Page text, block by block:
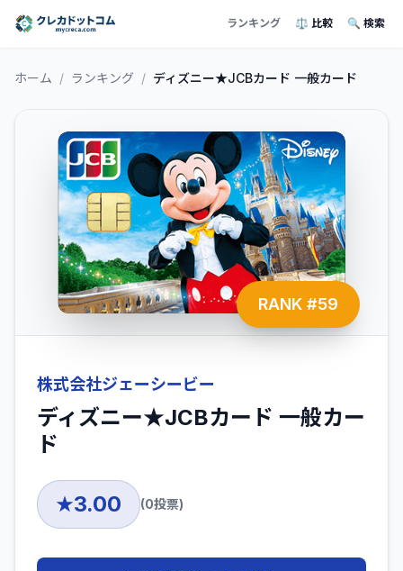
ランキング ⚖️ 比較 🔍 検索
ホーム / ランキング / ディズニー★JCBカード 一般カード
RANK #59
株式会社ジェーシービー
ディズニー★JCBカード 一般カー
ド
★3.00 (0投票)